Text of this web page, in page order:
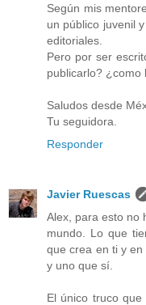
Según mis
un público juvenil
editoriales.
Pero por ser
publicarlo? ¿como
Saludos desde
Tu seguidora.
Responder
Javier Ruescas
Alex, para esto no
mundo. Lo que
que crea en ti y en
y uno que sí.
El único truco